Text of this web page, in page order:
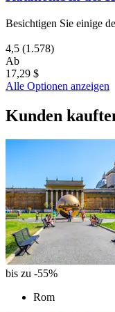
Besichtigen Sie einige
4,5 (1.578)
Ab
17,29 $
Alle Optionen anzeigen
Kunden
bis zu -55%
Rom